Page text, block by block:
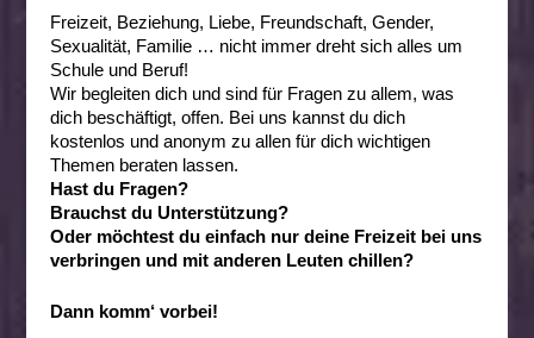
Freizeit, Beziehung, Liebe, Freundschaft, Gender,
Sexualität, Familie … nicht immer dreht sich alles um
Schule und Beruf!
Wir begleiten dich und sind für Fragen zu allem, was
dich beschäftigt, offen. Bei uns kannst du dich
kostenlos und anonym zu allen für dich wichtigen
Themen beraten lassen.
Hast du Fragen?
Brauchst du Unterstützung?
Oder möchtest du einfach nur deine Freizeit bei uns
verbringen und mit anderen Leuten chillen?
Dann komm‘ vorbei!